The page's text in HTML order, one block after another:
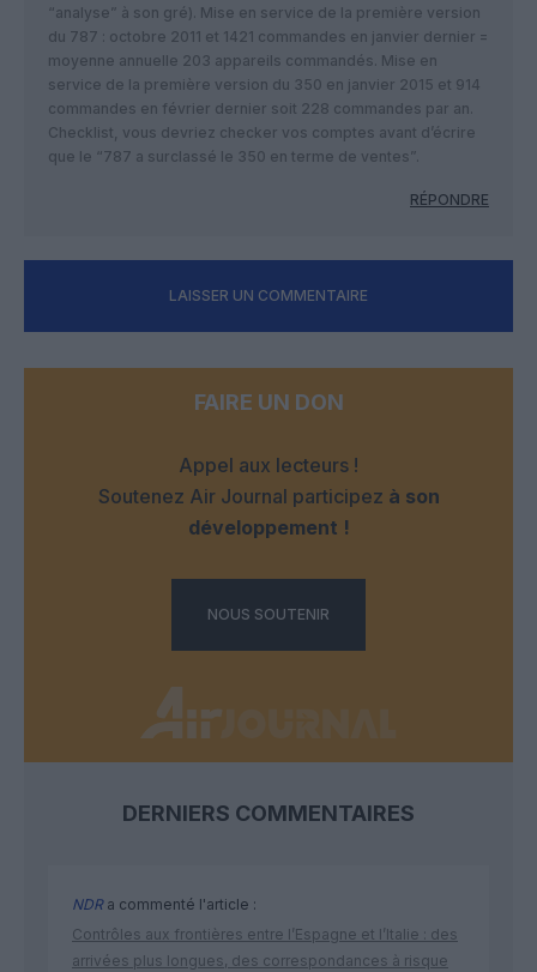
“analyse” à son gré). Mise en service de la première version
du 787 : octobre 2011 et 1421 commandes en janvier dernier =
moyenne annuelle 203 appareils commandés. Mise en
service de la première version du 350 en janvier 2015 et 914
commandes en février dernier soit 228 commandes par an.
Checklist, vous devriez checker vos comptes avant d’écrire
que le “787 a surclassé le 350 en terme de ventes”.
RÉPONDRE
LAISSER UN COMMENTAIRE
FAIRE UN DON
Appel aux lecteurs !
Soutenez Air Journal participez à son
développement !
NOUS SOUTENIR
DERNIERS COMMENTAIRES
NDRa commenté l'article :
Contrôles aux frontières entre l’Espagne et l’Italie : des
arrivées plus longues, des correspondances à risque